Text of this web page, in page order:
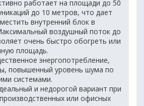
работает на площади до 50
до 10 метров, что дает
внутренний блок в
воздушный поток до
очень быстро обогреть или
площадь.
энергопотребление,
повышенный уровень шума по
системами.
и недорогой вариант при
или офисных